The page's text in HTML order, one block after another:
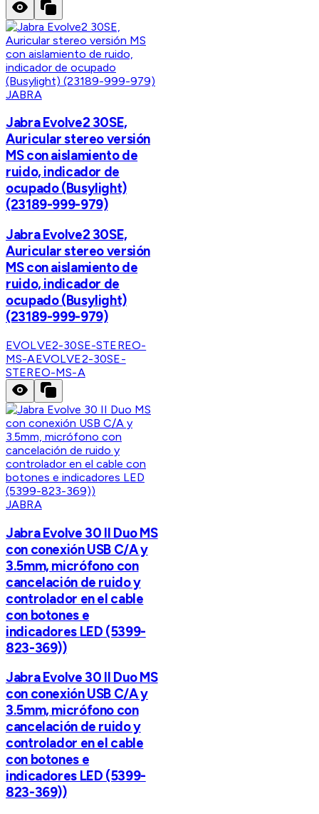
JABRA
Jabra Evolve2 30SE,
Auricular stereo versión
MS con aislamiento de
ruido, indicador de
ocupado (Busylight)
(23189-999-979)
Jabra Evolve2 30SE,
Auricular stereo versión
MS con aislamiento de
ruido, indicador de
ocupado (Busylight)
(23189-999-979)
EVOLVE2-30SE-STEREO-
MS-AEVOLVE2-30SE-
STEREO-MS-A
JABRA
Jabra Evolve 30 II Duo MS
con conexión USB C/A y
3.5mm, micrófono con
cancelación de ruido y
controlador en el cable
con botones e
indicadores LED (5399-
823-369))
Jabra Evolve 30 II Duo MS
con conexión USB C/A y
3.5mm, micrófono con
cancelación de ruido y
controlador en el cable
con botones e
indicadores LED (5399-
823-369))